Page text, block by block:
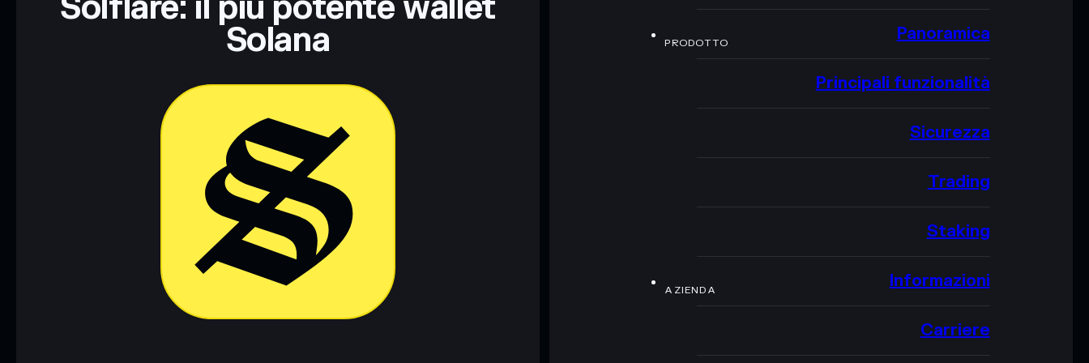
Solana PRODOTTO Panoramica
Principali funzionalità
Sicurezza
Trading
Staking
AZIENDA Informazioni
Carriere